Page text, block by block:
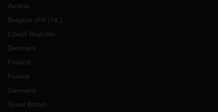
Austria
Belgium (FR NL )
Czech Republic
Denmark
Finland
France
Germany
Great Britain